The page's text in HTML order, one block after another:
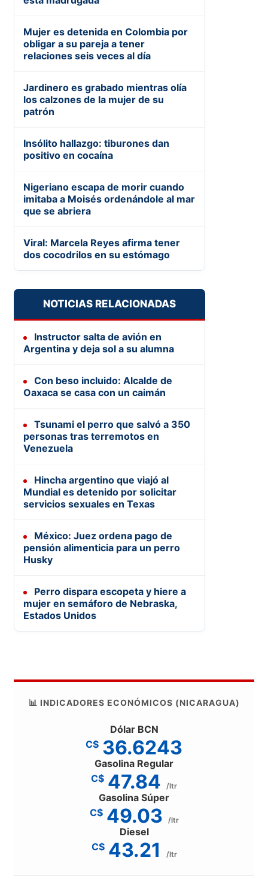
Mujer es detenida en Colombia por
obligar a su pareja a tener
relaciones seis veces al día
Jardinero es grabado mientras olía
los calzones de la mujer de su
patrón
Insólito hallazgo: tiburones dan
positivo en cocaína
Nigeriano escapa de morir cuando
imitaba a Moisés ordenándole al mar
que se abriera
Viral: Marcela Reyes afirma tener
dos cocodrilos en su estómago
NOTICIAS RELACIONADAS
Instructor salta de avión en
Argentina y deja sol a su alumna
Con beso incluido: Alcalde de
Oaxaca se casa con un caimán
Tsunami el perro que salvó a 350
personas tras terremotos en
Venezuela
Hincha argentino que viajó al
Mundial es detenido por solicitar
servicios sexuales en Texas
México: Juez ordena pago de
pensión alimenticia para un perro
Husky
Perro dispara escopeta y hiere a
mujer en semáforo de Nebraska,
Estados Unidos
📊 INDICADORES ECONÓMICOS (NICARAGUA)
Dólar BCN
C$ 36.6243
Gasolina Regular
C$ 47.84 /ltr
Gasolina Súper
C$ 49.03 /ltr
Diesel
C$ 43.21 /ltr